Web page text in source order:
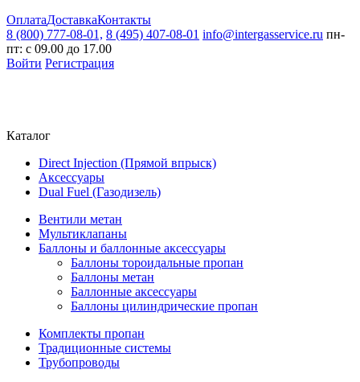
ОплатаДоставкаКонтакты
8 (800) 777-08-01, 8 (495) 407-08-01 info@intergasservice.ru пн-
пт: с 09.00 до 17.00
Войти Регистрация
Каталог
Direct Injection (Прямой впрыск)
Аксессуары
Dual Fuel (Газодизель)
Вентили метан
Мультиклапаны
Баллоны и баллонные аксессуары
Баллоны тороидальные пропан
Баллоны метан
Баллонные аксессуары
Баллоны цилиндрические пропан
Комплекты пропан
Традиционные системы
Трубопроводы